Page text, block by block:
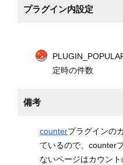
プラグイン内設定
定時の件数
備考
counterプラグインの
ているので、counter
ないページはカウント